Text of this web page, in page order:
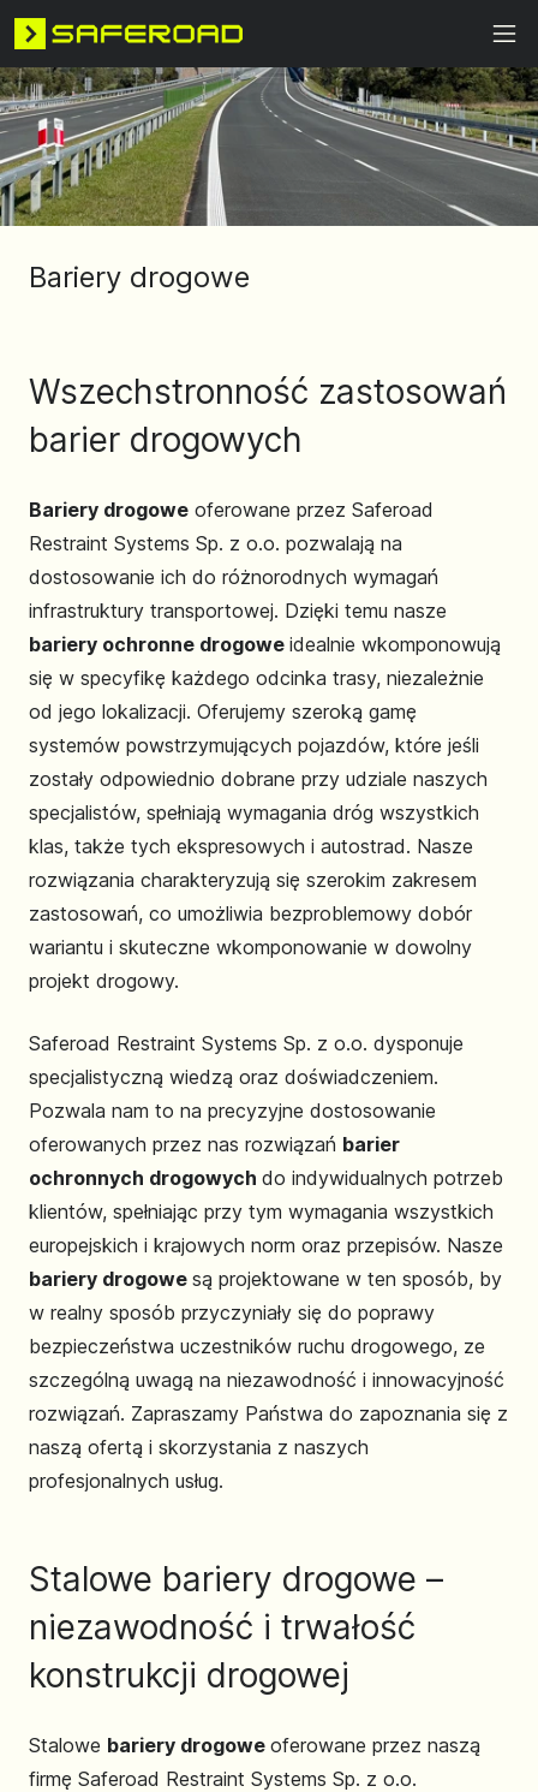
Bariery drogowe
Wszechstronność zastosowań
barier drogowych
Bariery drogowe oferowane przez Saferoad
Restraint Systems Sp. z o.o. pozwalają na
dostosowanie ich do różnorodnych wymagań
infrastruktury transportowej. Dzięki temu nasze
bariery ochronne drogowe idealnie wkomponowują
się w specyfikę każdego odcinka trasy, niezależnie
od jego lokalizacji. Oferujemy szeroką gamę
systemów powstrzymujących pojazdów, które jeśli
zostały odpowiednio dobrane przy udziale naszych
specjalistów, spełniają wymagania dróg wszystkich
klas, także tych ekspresowych i autostrad. Nasze
rozwiązania charakteryzują się szerokim zakresem
zastosowań, co umożliwia bezproblemowy dobór
wariantu i skuteczne wkomponowanie w dowolny
projekt drogowy.
Saferoad Restraint Systems Sp. z o.o. dysponuje
specjalistyczną wiedzą oraz doświadczeniem.
Pozwala nam to na precyzyjne dostosowanie
oferowanych przez nas rozwiązań barier
ochronnych drogowych do indywidualnych potrzeb
klientów, spełniając przy tym wymagania wszystkich
europejskich i krajowych norm oraz przepisów. Nasze
bariery drogowe są projektowane w ten sposób, by
w realny sposób przyczyniały się do poprawy
bezpieczeństwa uczestników ruchu drogowego, ze
szczególną uwagą na niezawodność i innowacyjność
rozwiązań. Zapraszamy Państwa do zapoznania się z
naszą ofertą i skorzystania z naszych
profesjonalnych usług.
Stalowe bariery drogowe –
niezawodność i trwałość
konstrukcji drogowej
Stalowe bariery drogowe oferowane przez naszą
firmę Saferoad Restraint Systems Sp. z o.o.